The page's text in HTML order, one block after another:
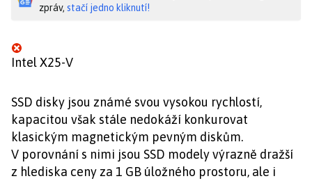
zpráv, stačí jedno kliknutí!
Intel X25-V
SSD disky jsou známé svou vysokou rychlostí,
kapacitou však stále nedokáží konkurovat
klasickým magnetickým pevným diskům.
V porovnání s nimi jsou SSD modely výrazně dražší
z hlediska ceny za 1 GB úložného prostoru, ale i